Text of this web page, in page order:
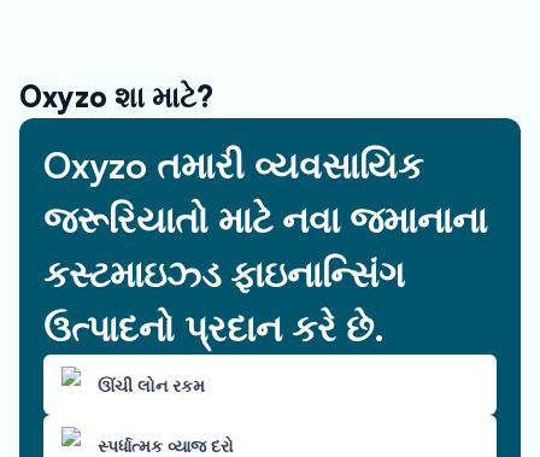
Oxyzo શા માટે?
Oxyzo તમારી વ્યવસાયિક
જરૂરિયાતો માટે નવા જમાનાના
કસ્ટમાઇઝ્ડ ફાઇનાન્સિંગ
ઉત્પાદનો પ્રદાન કરે છે.
ઊંચી લોન રકમ
સ્પર્ધાત્મક વ્યાજ દરો